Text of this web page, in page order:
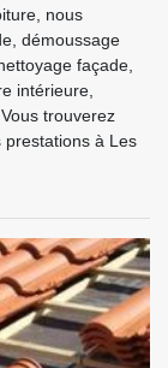
nous
démoussage
façade,
intérieure,
trouverez
prestations à Les